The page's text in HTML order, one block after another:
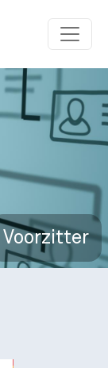
Voorzitter